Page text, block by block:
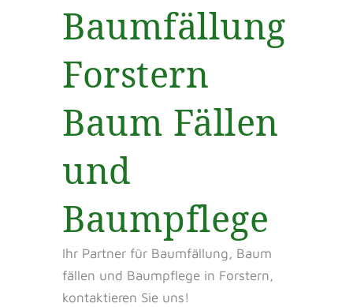
Baumfällung
Forstern
Baum Fällen
und
Baumpflege
Ihr Partner für Baumfällung, Baum
fällen und Baumpflege in Forstern,
kontaktieren Sie uns!